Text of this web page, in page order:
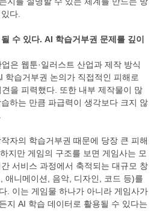
다.
수 있다. AI 학습거부권 문제를 깊이
은 웹툰·일러스트 산업과 제작 방식
학습거부권 논의가 직접적인 피해로
을 피력했다. 또한 내부 제작물이 많
하는 만큼 파급력이 생각보다 크지 않
자의 학습거부권 때문에 당장 큰 피해
지만 게임의 구조를 보면 게임사는 모
서비스 과정에서 축적되는 대규모 창
애니메이션, 음악, 디자인, 코드 등)를
. 이는 게임물 하나가 아니라 게임사가
지 AI 학습 데이터로 활용될 수 있다는